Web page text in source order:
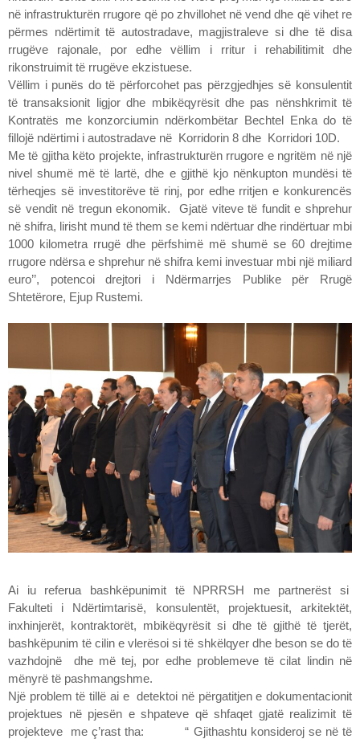
në infrastrukturën rrugore që po zhvillohet në vend dhe që vihet re
përmes ndërtimit të autostradave, magjistraleve si dhe të disa
rrugëve rajonale, por edhe vëllim i rritur i rehabilitimit dhe
rikonstruimit të rrugëve ekzistuese.
Vëllim i punës do të përforcohet pas përzgjedhjes së konsulentit
të transaksionit ligjor dhe mbikëqyrësit dhe pas nënshkrimit të
Kontratës me konzorciumin ndërkombëtar Bechtel Enka do të
fillojë ndërtimi i autostradave në Korridorin 8 dhe Korridori 10D.
Me të gjitha këto projekte, infrastrukturën rrugore e ngritëm në një
nivel shumë më të lartë, dhe e gjithë kjo nënkupton mundësi të
tërheqjes së investitorëve të rinj, por edhe rritjen e konkurencës
së vendit në tregun ekonomik. Gjatë viteve të fundit e shprehur
në shifra, lirisht mund të them se kemi ndërtuar dhe rindërtuar mbi
1000 kilometra rrugë dhe përfshimë më shumë se 60 drejtime
rrugore ndërsa e shprehur në shifra kemi investuar mbi një miliard
euro’’, potencoi drejtori i Ndërmarrjes Publike për Rrugë
Shtetërore, Ejup Rustemi.
Ai iu referua bashkëpunimit të NPRRSH me partnerëst si
Fakulteti i Ndërtimtarisë, konsulentët, projektuesit, arkitektët,
inxhinjerët, kontraktorët, mbikëqyrësit si dhe të gjithë të tjerët,
bashkëpunim të cilin e vlerësoi si të shkëlqyer dhe beson se do të
vazhdojnë dhe më tej, por edhe problemeve të cilat lindin në
mënyrë të pashmangshme.
Një problem të tillë ai e detektoi në përgatitjen e dokumentacionit
projektues në pjesën e shpateve që shfaqet gjatë realizimit të
projekteve me ç’rast tha: “ Gjithashtu konsideroj se në të